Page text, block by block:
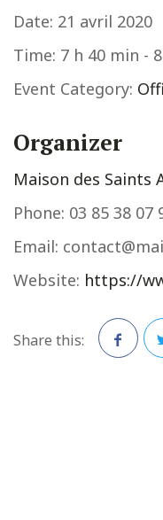
Date: 21 avril 2020
Time: 7 h 40 min -
Event Category:
Organizer
Maison des Saints
Phone: 03 85 38 07
Email:
Website: https://
Share this: